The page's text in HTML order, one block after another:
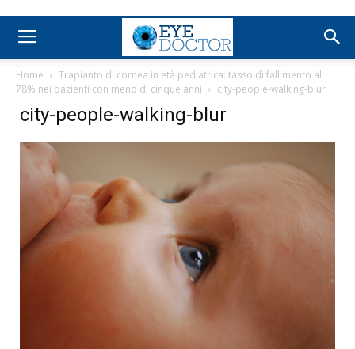
Home
Trapianto di cornea in età pediatrica: tasso di fallimento al
78% nei pazienti con meno di cinque anni
city-people-walking-blur
city-people-walking-blur